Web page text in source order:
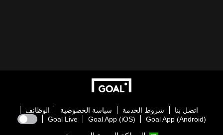
اتصل بنا شروط الخدمة سياسة الخصوصية
الوظائف
Goal App (Android)
Goal App (iOS)
Goal Live